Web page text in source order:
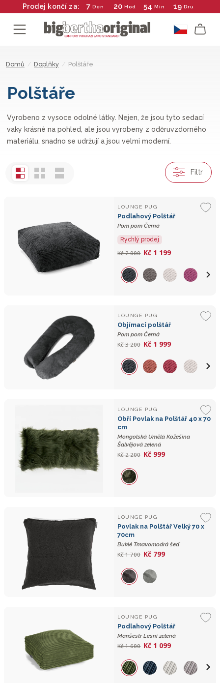
Prodej končí za: 7 Den 20 Hod 54 Min 18 Dru
Domů / Doplňky / Polštáře
Polštáře
Vyrobeno z vysoce odolné látky. Nejen, že jsou tyto sedací
vaky krásné na pohled, ale jsou vyrobeny z oděruvzdorného
materiálu, snadno se udržují a jsou velmi moderní.
Filtr
LOUNGE PUG
Podlahový Polštář
Pom pom Černá
Rychlý prodej
Kč 2 000 Kč 1 199
LOUNGE PUG
Objímací polštář
Pom pom Černá
Kč 3 200 Kč 1 999
LOUNGE PUG
Obří Povlak na Polštář 40 x 70
cm
Mongolská Umělá Kožešina
Šalvějová zelená
Kč 2 200 Kč 999
LOUNGE PUG
Povlak na Polštář Velký 70 x
70cm
Buklé Tmavomodrá šeď
Kč 1 700 Kč 799
LOUNGE PUG
Podlahový Polštář
Manšestr Lesní zelená
Kč 1 600 Kč 1 099